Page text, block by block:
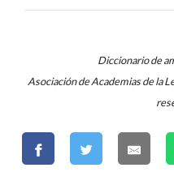
Diccionario de
Asociación de Academias de la